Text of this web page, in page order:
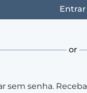
or
sem senha.